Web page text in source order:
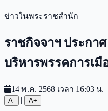
ข่าวในพระราชสำนัก
ราชกิจจาฯ ประกา
บริหารพรรคการเมื
14 พ.ค. 2568 เวลา 16:03 น.
A- | A+